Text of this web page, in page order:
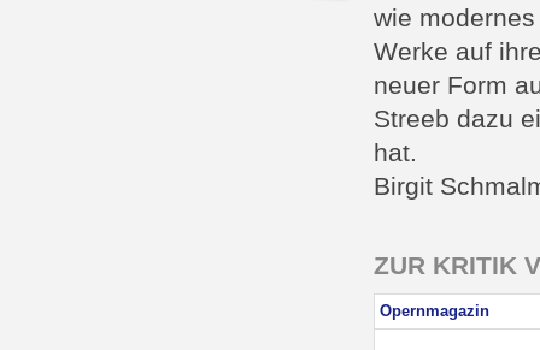
wie
Werke auf
neuer Form
Streeb dazu
hat.
Birgit
ZUR KRITIK
Opernmagazin